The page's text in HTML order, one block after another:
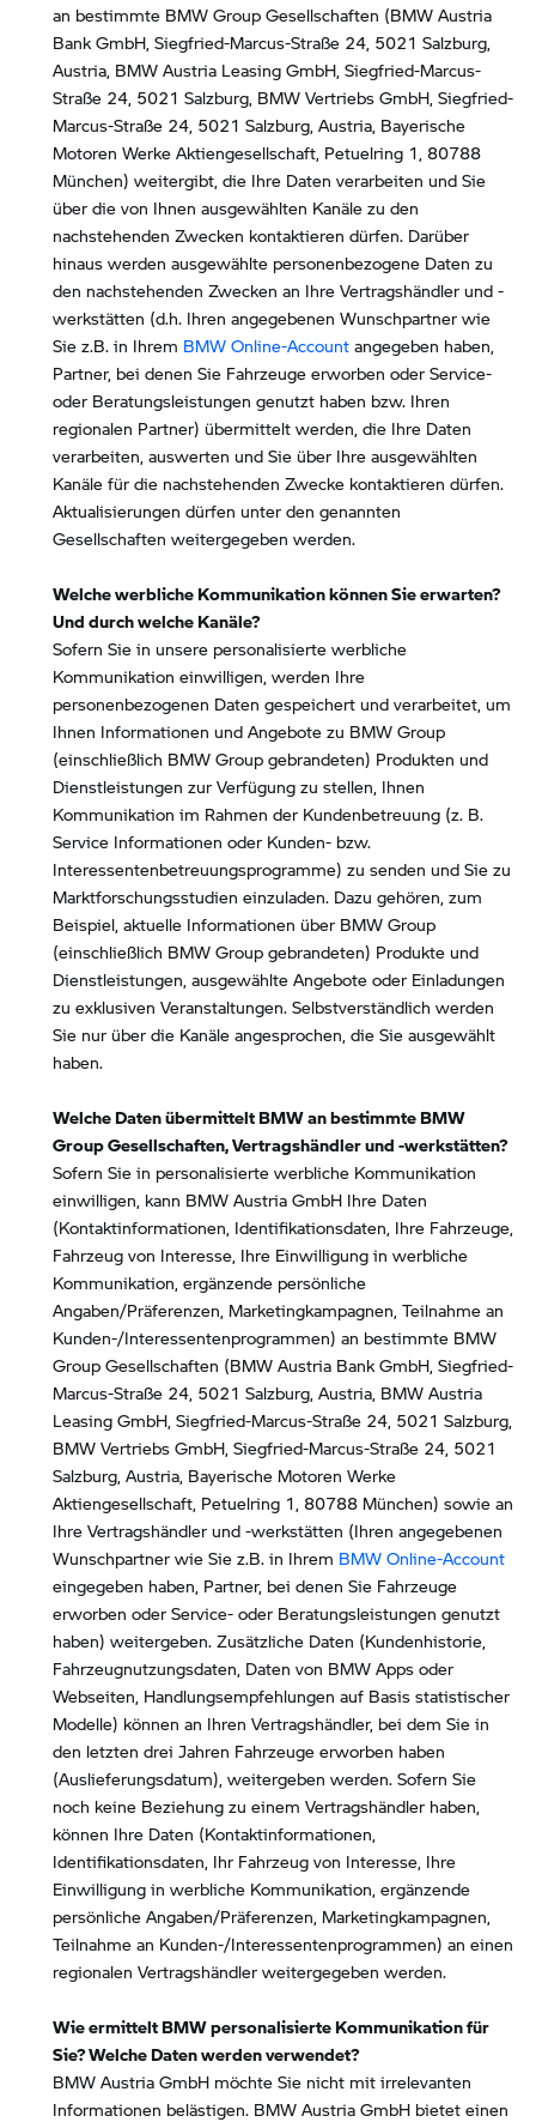
an bestimmte BMW Group Gesellschaften (BMW Austria
Bank GmbH, Siegfried-Marcus-Straße 24, 5021 Salzburg,
Austria, BMW Austria Leasing GmbH, Siegfried-Marcus-
Straße 24, 5021 Salzburg, BMW Vertriebs GmbH, Siegfried-
Marcus-Straße 24, 5021 Salzburg, Austria, Bayerische
Motoren Werke Aktiengesellschaft, Petuelring 1, 80788
München) weitergibt, die Ihre Daten verarbeiten und Sie
über die von Ihnen ausgewählten Kanäle zu den
nachstehenden Zwecken kontaktieren dürfen. Darüber
hinaus werden ausgewählte personenbezogene Daten zu
den nachstehenden Zwecken an Ihre Vertragshändler und -
werkstätten (d.h. Ihren angegebenen Wunschpartner wie
Sie z.B. in Ihrem BMW Online-Account angegeben haben,
Partner, bei denen Sie Fahrzeuge erworben oder Service-
oder Beratungsleistungen genutzt haben bzw. Ihren
regionalen Partner) übermittelt werden, die Ihre Daten
verarbeiten, auswerten und Sie über Ihre ausgewählten
Kanäle für die nachstehenden Zwecke kontaktieren dürfen.
Aktualisierungen dürfen unter den genannten
Gesellschaften weitergegeben werden.
Welche werbliche Kommunikation können Sie erwarten?
Und durch welche Kanäle?
Sofern Sie in unsere personalisierte werbliche
Kommunikation einwilligen, werden Ihre
personenbezogenen Daten gespeichert und verarbeitet, um
Ihnen Informationen und Angebote zu BMW Group
(einschließlich BMW Group gebrandeten) Produkten und
Dienstleistungen zur Verfügung zu stellen, Ihnen
Kommunikation im Rahmen der Kundenbetreuung (z. B.
Service Informationen oder Kunden- bzw.
Interessentenbetreuungsprogramme) zu senden und Sie zu
Marktforschungsstudien einzuladen. Dazu gehören, zum
Beispiel, aktuelle Informationen über BMW Group
(einschließlich BMW Group gebrandeten) Produkte und
Dienstleistungen, ausgewählte Angebote oder Einladungen
zu exklusiven Veranstaltungen. Selbstverständlich werden
Sie nur über die Kanäle angesprochen, die Sie ausgewählt
haben.
Welche Daten übermittelt BMW an bestimmte BMW
Group Gesellschaften, Vertragshändler und -werkstätten?
Sofern Sie in personalisierte werbliche Kommunikation
einwilligen, kann BMW Austria GmbH Ihre Daten
(Kontaktinformationen, Identifikationsdaten, Ihre Fahrzeuge,
Fahrzeug von Interesse, Ihre Einwilligung in werbliche
Kommunikation, ergänzende persönliche
Angaben/Präferenzen, Marketingkampagnen, Teilnahme an
Kunden-/Interessentenprogrammen) an bestimmte BMW
Group Gesellschaften (BMW Austria Bank GmbH, Siegfried-
Marcus-Straße 24, 5021 Salzburg, Austria, BMW Austria
Leasing GmbH, Siegfried-Marcus-Straße 24, 5021 Salzburg,
BMW Vertriebs GmbH, Siegfried-Marcus-Straße 24, 5021
Salzburg, Austria, Bayerische Motoren Werke
Aktiengesellschaft, Petuelring 1, 80788 München) sowie an
Ihre Vertragshändler und -werkstätten (Ihren angegebenen
Wunschpartner wie Sie z.B. in Ihrem BMW Online-Account
eingegeben haben, Partner, bei denen Sie Fahrzeuge
erworben oder Service- oder Beratungsleistungen genutzt
haben) weitergeben. Zusätzliche Daten (Kundenhistorie,
Fahrzeugnutzungsdaten, Daten von BMW Apps oder
Webseiten, Handlungsempfehlungen auf Basis statistischer
Modelle) können an Ihren Vertragshändler, bei dem Sie in
den letzten drei Jahren Fahrzeuge erworben haben
(Auslieferungsdatum), weitergeben werden. Sofern Sie
noch keine Beziehung zu einem Vertragshändler haben,
können Ihre Daten (Kontaktinformationen,
Identifikationsdaten, Ihr Fahrzeug von Interesse, Ihre
Einwilligung in werbliche Kommunikation, ergänzende
persönliche Angaben/Präferenzen, Marketingkampagnen,
Teilnahme an Kunden-/Interessentenprogrammen) an einen
regionalen Vertragshändler weitergegeben werden.
Wie ermittelt BMW personalisierte Kommunikation für
Sie? Welche Daten werden verwendet?
BMW Austria GmbH möchte Sie nicht mit irrelevanten
Informationen belästigen. BMW Austria GmbH bietet einen